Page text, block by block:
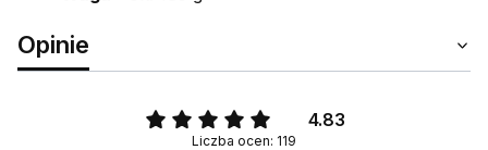
Opinie
4.83
Liczba ocen: 119